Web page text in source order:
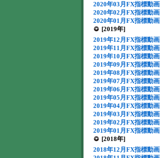
2020年03月FX指標動画
2020年02月FX指標動画
2020年01月FX指標動画
[2019年]
2019年12月FX指標動画
2019年11月FX指標動画
2019年10月FX指標動画
2019年09月FX指標動画
2019年08月FX指標動画
2019年07月FX指標動画
2019年06月FX指標動画
2019年05月FX指標動画
2019年04月FX指標動画
2019年03月FX指標動画
2019年02月FX指標動画
2019年01月FX指標動画
[2018年]
2018年12月FX指標動画